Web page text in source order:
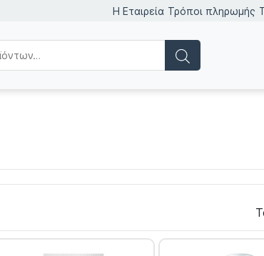
Η Εταιρεία Τρόποι πληρωμής